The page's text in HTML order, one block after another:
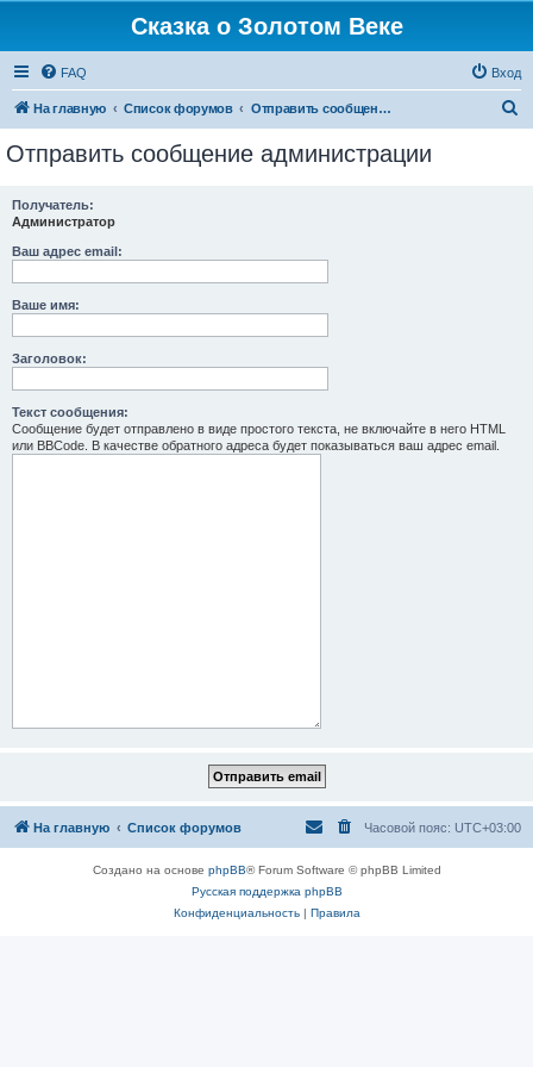
Сказка о Золотом Веке
FAQ Вход
На главную Список форумов Отправить сообщение администрации
Отправить сообщение администрации
Получатель:
Администратор
Ваш адрес email:
Ваше имя:
Заголовок:
Текст сообщения:
Сообщение будет отправлено в виде простого текста, не включайте в него HTML
или BBCode. В качестве обратного адреса будет показываться ваш адрес email.
На главную Список форумов Часовой пояс: UTC+03:00
Создано на основе phpBB® Forum Software © phpBB Limited
Русская поддержка phpBB
Конфиденциальность| Правила